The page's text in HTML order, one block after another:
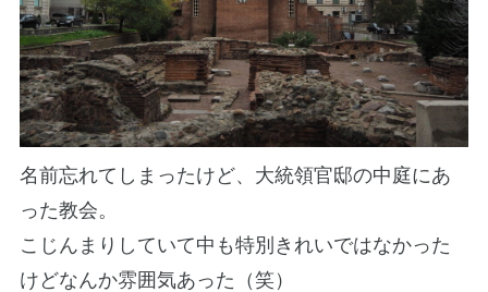
名前忘れてしまったけど、大統領官邸の中庭にあ
った教会。
こじんまりしていて中も特別きれいではなかった
けどなんか雰囲気あった（笑）